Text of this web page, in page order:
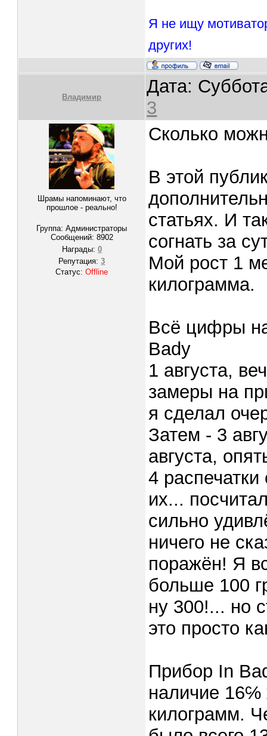
Я не ищу
других!
Владимир
Дата:
3
Шрамы напоминают, что
прошлое - реально!
Группа: Администраторы
Сообщений: 8902
Награды: 0
Репутация:3
Статус:Offline
Сколько
В этой
статьях. И
согнать за
Мой рост 1
килограмма.
Всё цифры
Bady
1 августа,
замеры на
я сделал
Затем - 3
августа,
4
их...
сильно
ничего не
поражён! Я
больше 100
ну 300!... но
это просто
Прибор In
наличие 16℅
килограмм.